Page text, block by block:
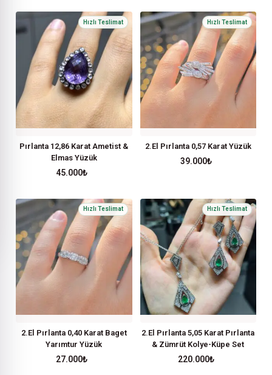
Pırlanta 12,86 Karat Ametist &
Elmas Yüzük
45.000₺
2.El Pırlanta 0,57 Karat Yüzük
39.000₺
2.El Pırlanta 0,40 Karat Baget
Yarımtur Yüzük
27.000₺
2.El Pırlanta 5,05 Karat Pırlanta
& Zümrüt Kolye-Küpe Set
220.000₺